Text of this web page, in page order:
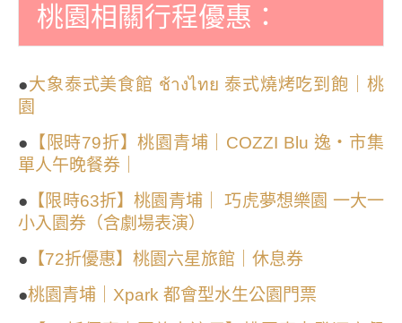
桃園相關行程優惠：
●大象泰式美食館 ช้างไทย 泰式燒烤吃到飽｜桃
園
● 【限時79折】桃園青埔｜COZZI Blu 逸・市集
單人午晚餐券｜
● 【限時63折】桃園青埔｜ 巧虎夢想樂園 一大一
小入園券（含劇場表演）
● 【72折優惠】桃園六星旅館｜休息券
●桃園青埔｜Xpark 都會型水生公園門票